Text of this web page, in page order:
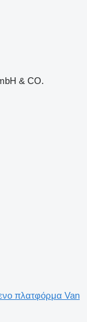
& CO.
πλατφόρμα Van